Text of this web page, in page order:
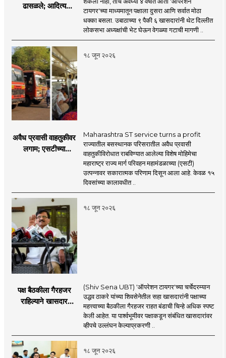
ढासळले; आदित्य
नेमका कुठे चुकला?
टायगर'च्या माध्यमातून पक्षाला दुसरा आणि सर्वात मोठा
धक्का बसला. उबाठाच्या ९ पैकी ६ खासदारांनी थेट दिल्लीत
लोकसभा अध्यक्षांची भेट घेऊन वेगळ्या गटाची मागणी ..
१८ जून २०२६
अवैध प्रवासी वाहतुकीवर
लगाम; एसटीच्या
Maharashtra ST service turns a profit
राज्यातील बसस्थानक परिसरातील अवैध प्रवासी
वाहतुकीविरोधात राबविण्यात आलेल्या विशेष मोहिमेचा
महाराष्ट्र राज्य मार्ग परिवहन महामंडळाच्या (एसटी)
उत्पन्नावर सकारात्मक परिणाम दिसून आला आहे. केवळ १५
दिवसांच्या कालावधीत ..
१८ जून २०२६
पक्ष बैठकीला गैरहजर
राहिल्याने खासदार
काय सांगतो?
(Shiv Sena UBT) 'ऑपरेशन टायगर'च्या चर्चेदरम्यान
उद्धव ठाकरे यांच्या शिवसेनेतील सहा खासदारांनी पक्षाच्या
महत्त्वाच्या बैठकीला गैरहजर राहत बंडाची चिन्हे अधिक स्पष्ट
केली आहेत. या पार्श्वभूमीवर पक्षाकडून संबंधित खासदारांवर
व्हीपचे उल्लंघन केल्याप्रकरणी ..
१८ जून २०२६